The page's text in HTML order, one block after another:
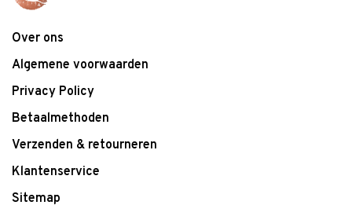
Over ons
Algemene voorwaarden
Privacy Policy
Betaalmethoden
Verzenden & retourneren
Klantenservice
Sitemap